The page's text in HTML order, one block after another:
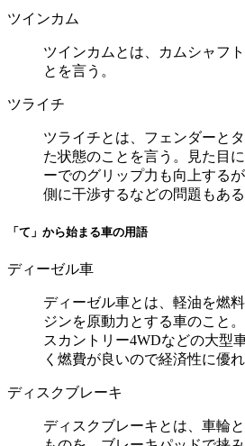
ツインカム
ツインカムとは、カムシャフ
とを言う。
ツライチ
ツライチとは、フェンダーと
た状態のことを言う。見た目
ーでのグリップ力も向上する
側に干渉するなどの問題もある
「て」から始まる車の用語
ディーゼル車
ディーゼル車とは、軽油を燃
ジンを原動力とする車のこと
スカントリー4WDなどの大型
く燃費が良いので経済性に優れ
ディスクブレーキ
ディスクブレーキとは、車輪